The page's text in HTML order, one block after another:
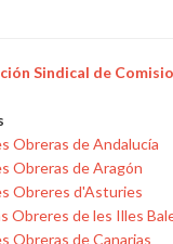
Sindical de
Obreras de Andalucía
Obreras de Aragón
Obreres d'Asturies
Obreres de les Illes
Obreras de Canarias